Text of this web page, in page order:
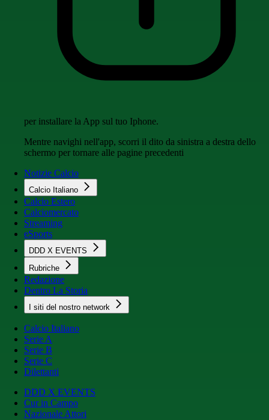
per installare la App sul tuo Iphone.
Mentre navighi nell'app, scorri il dito da sinistra a destra dello
schermo per tornare alle pagine precedenti
Notizie Calcio
Calcio Italiano
Calcio Estero
Calciomercato
Streaming
eSports
DDD X EVENTS
Rubriche
Redazione
Dentro La Storia
I siti del nostro network
Calcio Italiano
Serie A
Serie B
Serie C
Dilettanti
DDD X EVENTS
Cur in Campo
Nazionale Attori